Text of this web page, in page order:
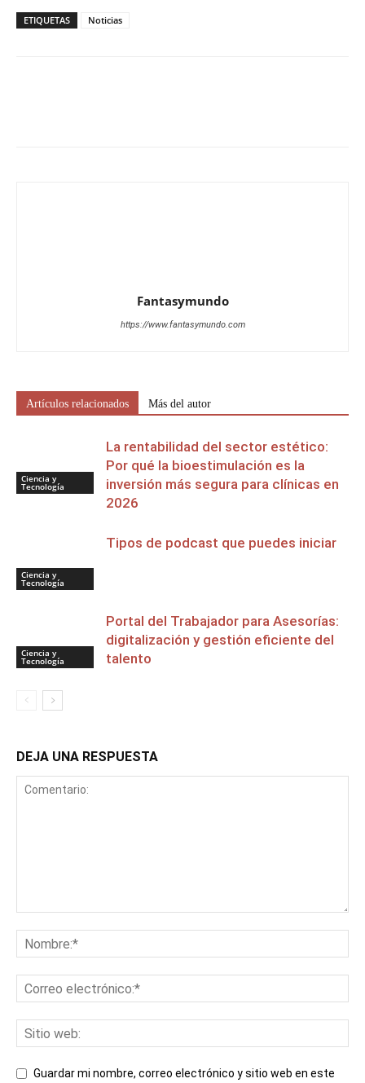
ETIQUETAS Noticias
Fantasymundo
https://www.fantasymundo.com
Artículos relacionados Más del autor
Ciencia y
Tecnología
La rentabilidad del sector estético:
Por qué la bioestimulación es la
inversión más segura para clínicas en
2026
Ciencia y
Tecnología
Tipos de podcast que puedes iniciar
Ciencia y
Tecnología
Portal del Trabajador para Asesorías:
digitalización y gestión eficiente del
talento
DEJA UNA RESPUESTA
Guardar mi nombre, correo electrónico y sitio web en este